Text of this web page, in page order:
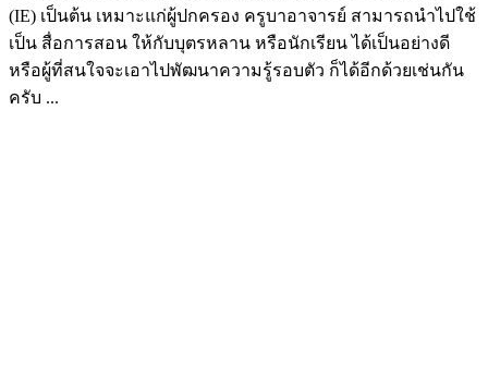
(IE) เป็นต้น เหมาะแก่ผู้ปกครอง ครูบาอาจารย์ สามารถนำไปใช้
เป็น สื่อการสอน ให้กับบุตรหลาน หรือนักเรียน ได้เป็นอย่างดี
หรือผู้ที่สนใจจะเอาไปพัฒนาความรู้รอบตัว ก็ได้อีกด้วยเช่นกัน
ครับ ...